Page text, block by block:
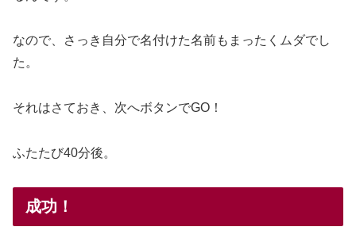
なので、さっき自分で名付けた名前もまったくムダでし
た。
それはさておき、次へボタンでGO！
ふたたび40分後。
成功！